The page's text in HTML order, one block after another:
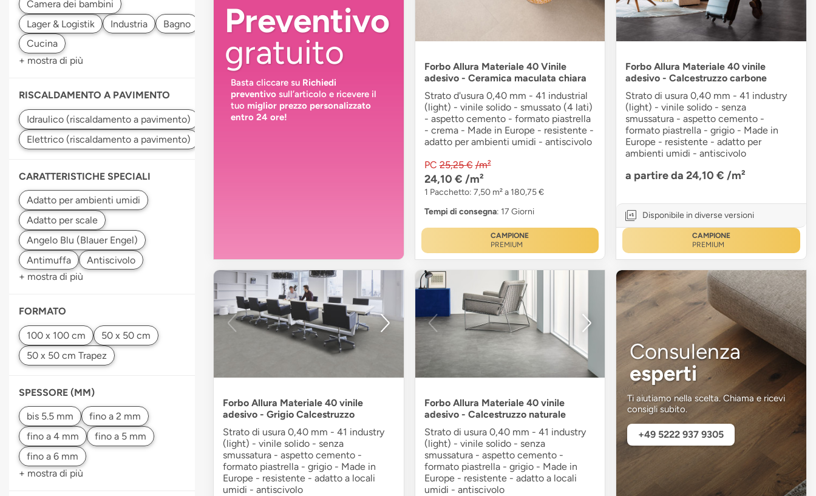
+ mostra di più
RISCALDAMENTO A PAVIMENTO
CARATTERISTICHE SPECIALI
+ mostra di più
FORMATO
SPESSORE (MM)
+ mostra di più
Preventivo
gratuito
Basta cliccare su Richiedi
preventivo sull’articolo e ricevere il
tuomiglior prezzo personalizzato
entro 24 ore!
Forbo Allura Materiale 40 Vinile
adesivo - Ceramica maculata chiara
Strato d'usura 0,40 mm - 41 industrial
(light) - vinile solido - smussato (4 lati)
- aspetto cemento - formato piastrella
- crema - Made in Europe - resistente -
adatto per ambienti umidi - antiscivolo
PC 25,25 € /m²
24,10 € /m²
1 Pacchetto: 7,50 m² a 180,75 €
Tempi di consegna: 17 Giorni
CAMPIONE
PREMIUM
Forbo Allura Materiale 40 vinile
adesivo - Calcestruzzo carbone
Strato di usura 0,40 mm - 41 industry
(light) - vinile solido - senza
smussatura - aspetto cemento -
formato piastrella - grigio - Made in
Europe - resistente - adatto per
ambienti umidi - antiscivolo
a partire da 24,10 € /m²
Disponibile in diverse versioni
CAMPIONE
PREMIUM
Forbo Allura Materiale 40 vinile
adesivo - Grigio Calcestruzzo
Strato di usura 0,40 mm - 41 industry
(light) - vinile solido - senza
smussatura - aspetto cemento -
formato piastrella - grigio - Made in
Europe - resistente - adatto a locali
umidi - antiscivolo
Forbo Allura Materiale 40 vinile
adesivo - Calcestruzzo naturale
Strato di usura 0,40 mm - 41 industry
(light) - vinile solido - senza
smussatura - aspetto cemento -
formato piastrella - grigio - Made in
Europe - resistente - adatto a locali
umidi - antiscivolo
Consulenza
esperti
Ti aiutiamo nella scelta. Chiama e ricevi
consigli subito.
+49 5222 937 9305